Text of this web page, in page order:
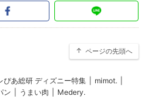
ページの先頭へ
ぴあ総研 ディズニー特集 mimot.
ン うまい肉 Medery.